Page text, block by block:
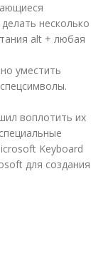
несколько
alt + любая
уместить
воплотить их
Keyboard
для создания